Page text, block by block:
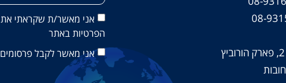
אני מאשר/ת שקראתי את
הפרטיותבאתר
אני מאשר לקבל פרסומים